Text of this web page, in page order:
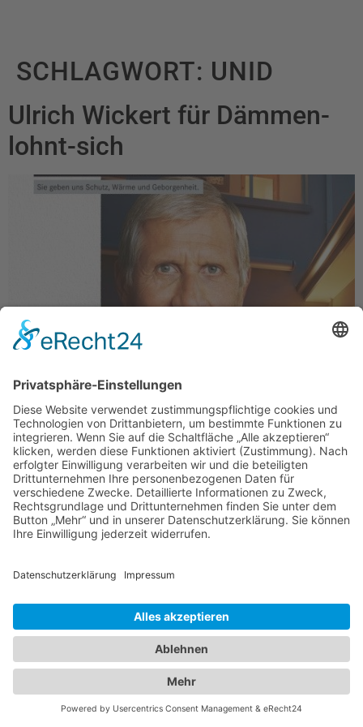
SCHLAGWORT: UNID
Ulrich Wickert für Dämmen-
lohnt-sich
Alle Fotos © Christoph Gramann